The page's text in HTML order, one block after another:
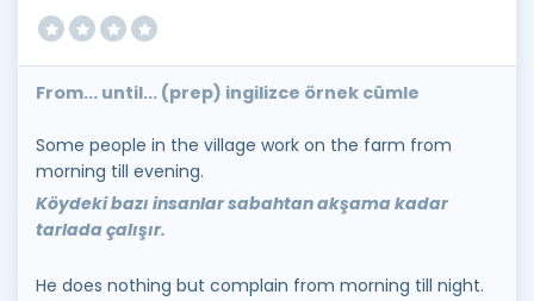
From... until... (prep) ingilizce örnek cümle
Some people in the village work on the farm from
morning till evening.
Köydeki bazı insanlar sabahtan akşama kadar
tarlada çalışır.
He does nothing but complain from morning till night.